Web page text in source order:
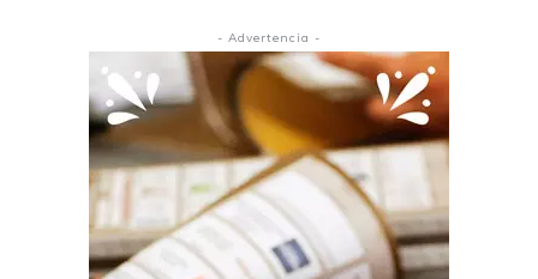
- Advertencia -